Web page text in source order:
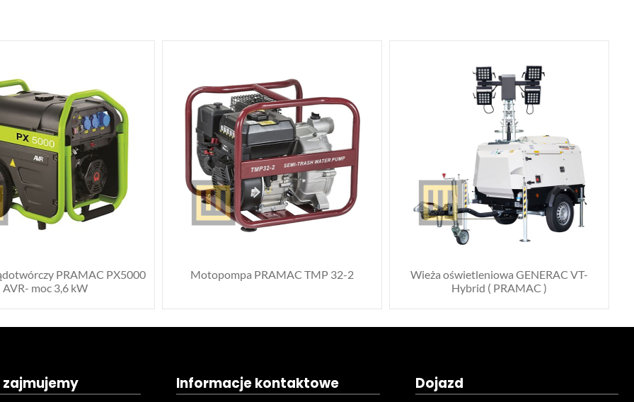
PRAMAC PX5000
AVR- moc 3,6 kW
Motopompa PRAMAC TMP 32-2
Wieża oświetleniowa GENERAC VT-
Hybrid ( PRAMAC )
zajmujemy Informacje kontaktowe Dojazd